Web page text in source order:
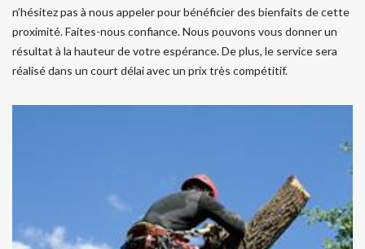
n’hésitez pas à nous appeler pour bénéficier des bienfaits de cette
proximité. Faites-nous confiance. Nous pouvons vous donner un
résultat à la hauteur de votre espérance. De plus, le service sera
réalisé dans un court délai avec un prix très compétitif.